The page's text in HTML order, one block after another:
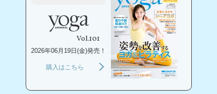
Vol.101
2026年06月19日(金)発売！
購入はこちら